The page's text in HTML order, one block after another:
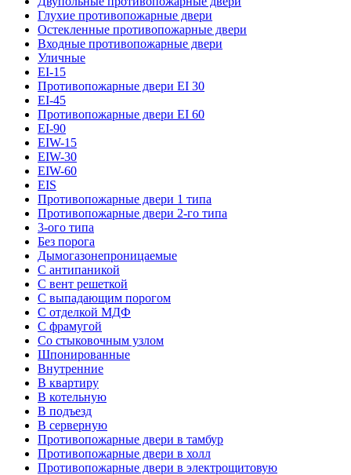
Глухие противопожарные двери
Остекленные противопожарные двери
Входные противопожарные двери
Уличные
EI-15
Противопожарные двери EI 30
EI-45
Противопожарные двери EI 60
EI-90
EIW-15
EIW-30
EIW-60
EIS
Противопожарные двери 1 типа
Противопожарные двери 2-го типа
3-ого типа
Без порога
Дымогазонепроницаемые
С антипаникой
С вент решеткой
С выпадающим порогом
С отделкой МДФ
С фрамугой
Со стыковочным узлом
Шпонированные
Внутренние
В квартиру
В котельную
В подъезд
В серверную
Противопожарные двери в тамбур
Противопожарные двери в холл
Противопожарные двери в электрощитовую